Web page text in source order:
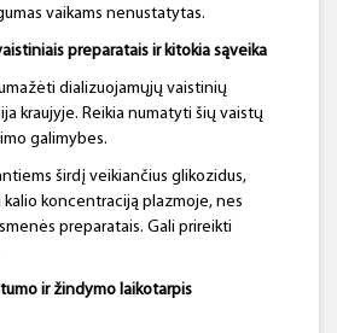
vaikams nenustatytas.
preparatais ir kitokia sąveika
dializuojamųjų vaistinių
kraujyje. Reikia numatyti šių vaistų
galimybes.
širdį veikiančius glikozidus,
koncentraciją plazmoje, nes
preparatais. Gali prireikti
ir žindymo laikotarpis